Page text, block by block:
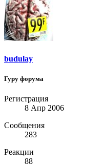
budulay
Гуру форума
Регистрация
8 Апр 2006
Сообщения
283
Реакции
88